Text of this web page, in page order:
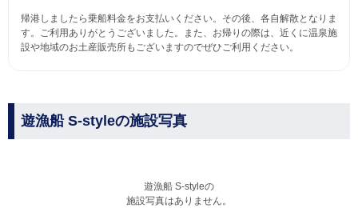
帰港しましたら乗船料金をお支払いください。その後、各自解散となりま
す。ご利用ありがとうございました。また、お帰りの際は、近くに温泉施
設や地域のお土産販売所もございますのでぜひご利用ください。
遊漁船 S-styleの施設写真
遊漁船 S-styleの
施設写真はありません。